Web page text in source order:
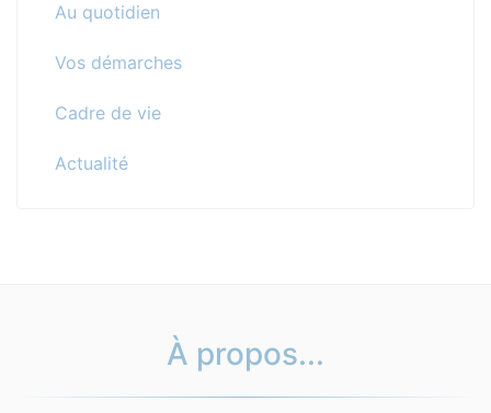
Au quotidien
Vos démarches
Cadre de vie
Actualité
À propos...